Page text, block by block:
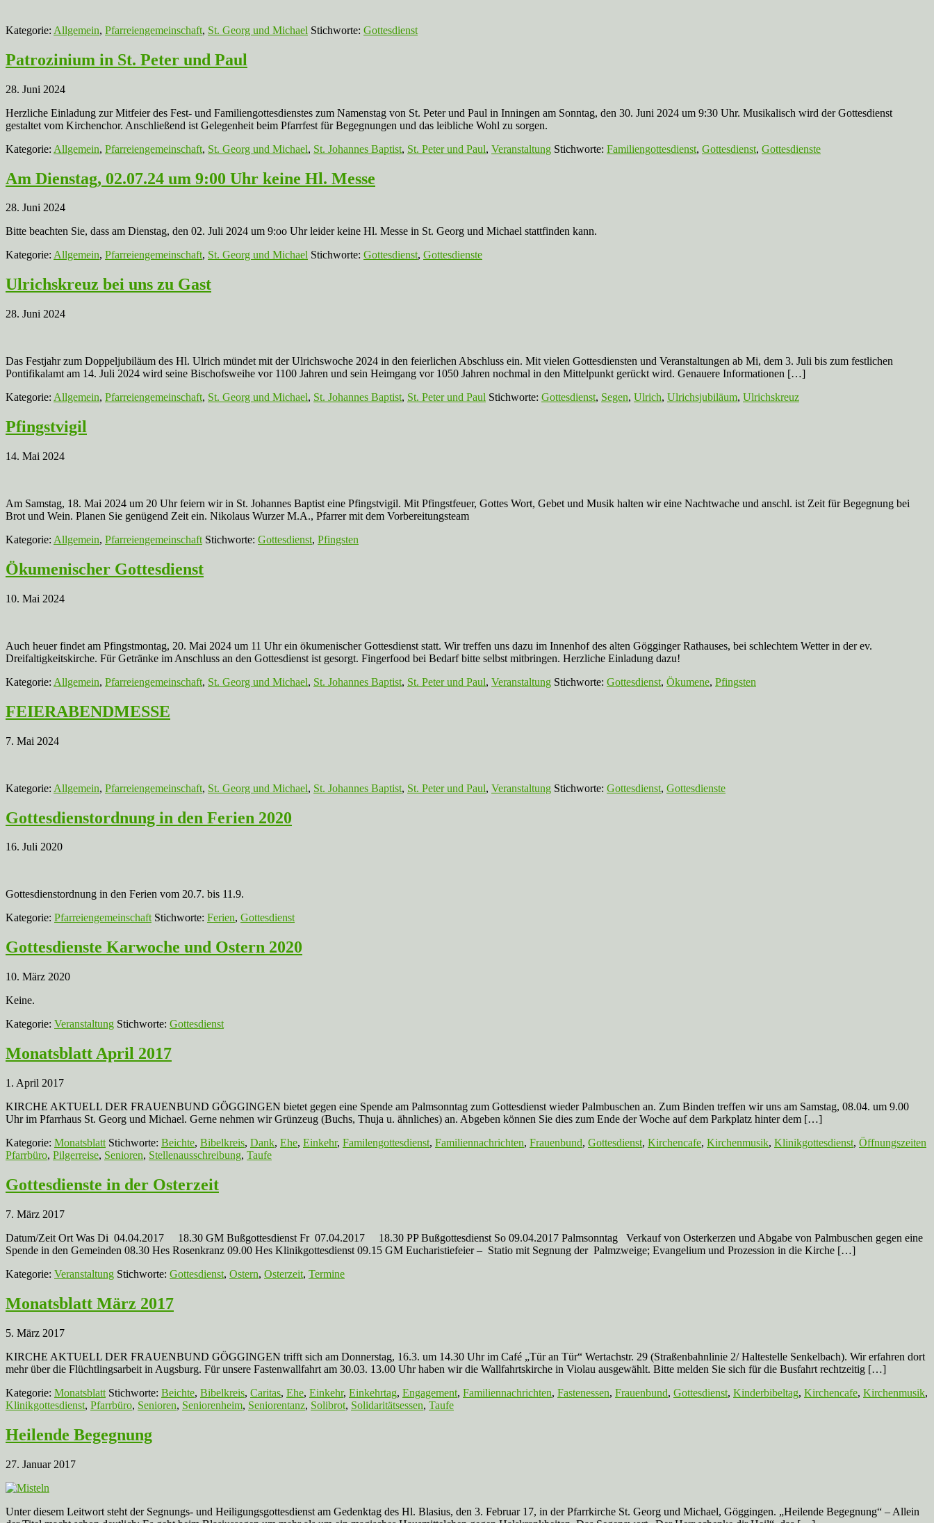
Kategorie: Allgemein, Pfarreiengemeinschaft, St. Georg und Michael Stichworte: Gottesdienst
Patrozinium in St. Peter und Paul
28. Juni 2024
Herzliche Einladung zur Mitfeier des Fest- und Familiengottesdienstes zum Namenstag von St. Peter und Paul in Inningen am Sonntag, den 30. Juni 2024 um 9:30 Uhr. Musikalisch wird der Gottesdienst
gestaltet vom Kirchenchor. Anschließend ist Gelegenheit beim Pfarrfest für Begegnungen und das leibliche Wohl zu sorgen.
Kategorie: Allgemein, Pfarreiengemeinschaft, St. Georg und Michael, St. Johannes Baptist, St. Peter und Paul, Veranstaltung Stichworte: Familiengottesdienst, Gottesdienst, Gottesdienste
Am Dienstag, 02.07.24 um 9:00 Uhr keine Hl. Messe
28. Juni 2024
Bitte beachten Sie, dass am Dienstag, den 02. Juli 2024 um 9:oo Uhr leider keine Hl. Messe in St. Georg und Michael stattfinden kann.
Kategorie: Allgemein, Pfarreiengemeinschaft, St. Georg und Michael Stichworte: Gottesdienst, Gottesdienste
Ulrichskreuz bei uns zu Gast
28. Juni 2024
Das Festjahr zum Doppeljubiläum des Hl. Ulrich mündet mit der Ulrichswoche 2024 in den feierlichen Abschluss ein. Mit vielen Gottesdiensten und Veranstaltungen ab Mi, dem 3. Juli bis zum festlichen
Pontifikalamt am 14. Juli 2024 wird seine Bischofsweihe vor 1100 Jahren und sein Heimgang vor 1050 Jahren nochmal in den Mittelpunkt gerückt wird. Genauere Informationen […]
Kategorie: Allgemein, Pfarreiengemeinschaft, St. Georg und Michael, St. Johannes Baptist, St. Peter und Paul Stichworte: Gottesdienst, Segen, Ulrich, Ulrichsjubiläum, Ulrichskreuz
Pfingstvigil
14. Mai 2024
Am Samstag, 18. Mai 2024 um 20 Uhr feiern wir in St. Johannes Baptist eine Pfingstvigil. Mit Pfingstfeuer, Gottes Wort, Gebet und Musik halten wir eine Nachtwache und anschl. ist Zeit für Begegnung bei
Brot und Wein. Planen Sie genügend Zeit ein. Nikolaus Wurzer M.A., Pfarrer mit dem Vorbereitungsteam
Kategorie: Allgemein, Pfarreiengemeinschaft Stichworte: Gottesdienst, Pfingsten
Ökumenischer Gottesdienst
10. Mai 2024
Auch heuer findet am Pfingstmontag, 20. Mai 2024 um 11 Uhr ein ökumenischer Gottesdienst statt. Wir treffen uns dazu im Innenhof des alten Gögginger Rathauses, bei schlechtem Wetter in der ev.
Dreifaltigkeitskirche. Für Getränke im Anschluss an den Gottesdienst ist gesorgt. Fingerfood bei Bedarf bitte selbst mitbringen. Herzliche Einladung dazu!
Kategorie: Allgemein, Pfarreiengemeinschaft, St. Georg und Michael, St. Johannes Baptist, St. Peter und Paul, Veranstaltung Stichworte: Gottesdienst, Ökumene, Pfingsten
FEIERABENDMESSE
7. Mai 2024
Kategorie: Allgemein, Pfarreiengemeinschaft, St. Georg und Michael, St. Johannes Baptist, St. Peter und Paul, Veranstaltung Stichworte: Gottesdienst, Gottesdienste
Gottesdienstordnung in den Ferien 2020
16. Juli 2020
Gottesdienstordnung in den Ferien vom 20.7. bis 11.9.
Kategorie: Pfarreiengemeinschaft Stichworte: Ferien, Gottesdienst
Gottesdienste Karwoche und Ostern 2020
10. März 2020
Keine.
Kategorie: Veranstaltung Stichworte: Gottesdienst
Monatsblatt April 2017
1. April 2017
KIRCHE AKTUELL DER FRAUENBUND GÖGGINGEN bietet gegen eine Spende am Palmsonntag zum Gottesdienst wieder Palmbuschen an. Zum Binden treffen wir uns am Samstag, 08.04. um 9.00
Uhr im Pfarrhaus St. Georg und Michael. Gerne nehmen wir Grünzeug (Buchs, Thuja u. ähnliches) an. Abgeben können Sie dies zum Ende der Woche auf dem Parkplatz hinter dem […]
Kategorie: Monatsblatt Stichworte: Beichte, Bibelkreis, Dank, Ehe, Einkehr, Familengottesdienst, Familiennachrichten, Frauenbund, Gottesdienst, Kirchencafe, Kirchenmusik, Klinikgottesdienst, Öffnungszeiten
Pfarrbüro, Pilgerreise, Senioren, Stellenausschreibung, Taufe
Gottesdienste in der Osterzeit
7. März 2017
Datum/Zeit Ort Was Di 04.04.2017 18.30 GM Bußgottesdienst Fr 07.04.2017 18.30 PP Bußgottesdienst So 09.04.2017 Palmsonntag Verkauf von Osterkerzen und Abgabe von Palmbuschen gegen eine
Spende in den Gemeinden 08.30 Hes Rosenkranz 09.00 Hes Klinikgottesdienst 09.15 GM Eucharistiefeier – Statio mit Segnung der Palmzweige; Evangelium und Prozession in die Kirche […]
Kategorie: Veranstaltung Stichworte: Gottesdienst, Ostern, Osterzeit, Termine
Monatsblatt März 2017
5. März 2017
KIRCHE AKTUELL DER FRAUENBUND GÖGGINGEN trifft sich am Donnerstag, 16.3. um 14.30 Uhr im Café „Tür an Tür“ Wertachstr. 29 (Straßenbahnlinie 2/ Haltestelle Senkelbach). Wir erfahren dort
mehr über die Flüchtlingsarbeit in Augsburg. Für unsere Fastenwallfahrt am 30.03. 13.00 Uhr haben wir die Wallfahrtskirche in Violau ausgewählt. Bitte melden Sie sich für die Busfahrt rechtzeitig […]
Kategorie: Monatsblatt Stichworte: Beichte, Bibelkreis, Caritas, Ehe, Einkehr, Einkehrtag, Engagement, Familiennachrichten, Fastenessen, Frauenbund, Gottesdienst, Kinderbibeltag, Kirchencafe, Kirchenmusik,
Klinikgottesdienst, Pfarrbüro, Senioren, Seniorenheim, Seniorentanz, Solibrot, Solidaritätsessen, Taufe
Heilende Begegnung
27. Januar 2017
Unter diesem Leitwort steht der Segnungs- und Heiligungsgottesdienst am Gedenktag des Hl. Blasius, den 3. Februar 17, in der Pfarrkirche St. Georg und Michael, Göggingen. „Heilende Begegnung“ – Allein